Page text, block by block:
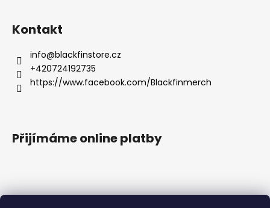
Kontakt
info@blackfinstore.cz
+420724192735
https://www.facebook.com/Blackfinmerch
Přijímáme online platby